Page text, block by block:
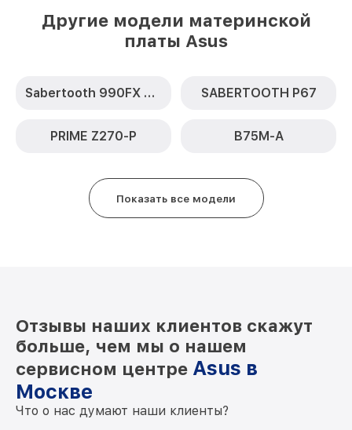
Другие модели материнской
платы Asus
Sabertooth 990FX R2.0 SABERTOOTH P67
PRIME Z270-P B75M-A
Показать все модели
Отзывы наших клиентов скажут
больше, чем мы о нашем
сервисном центре Asus в
Москве
Что о нас думают наши клиенты?